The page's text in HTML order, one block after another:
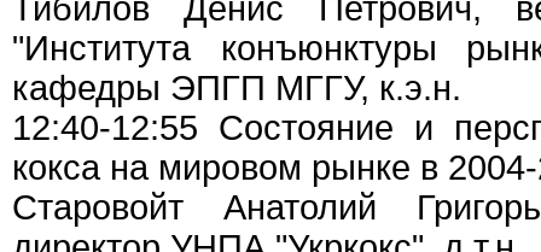
Тибилов Денис Петрович,
"Института конъюнктуры
кафедры ЭПГП МГГУ, к.э.н.
12:40-12:55 Состояние и
кокса на мировом рынке в 2004-
Старовойт Анатолий